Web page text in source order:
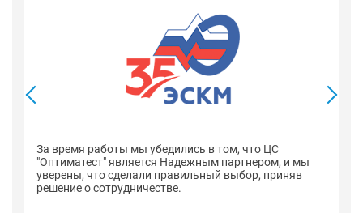
За время работы мы убедились в том, что ЦС
"Оптиматест" является Надежным партнером, и мы
уверены, что сделали правильный выбор, приняв
решение о сотрудничестве.